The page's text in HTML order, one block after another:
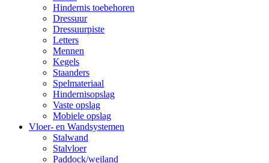
Hindernis toebehoren
Dressuur
Dressuurpiste
Letters
Mennen
Kegels
Staanders
Spelmateriaal
Hindernisopslag
Vaste opslag
Mobiele opslag
Vloer- en Wandsystemen
Stalwand
Stalvloer
Paddock/weiland